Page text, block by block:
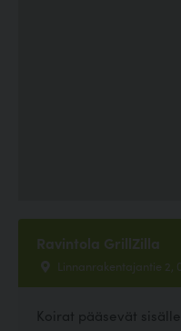
Ravintola GrillZilla
Linnanrakentajantie 2,
Koirat pääsevät